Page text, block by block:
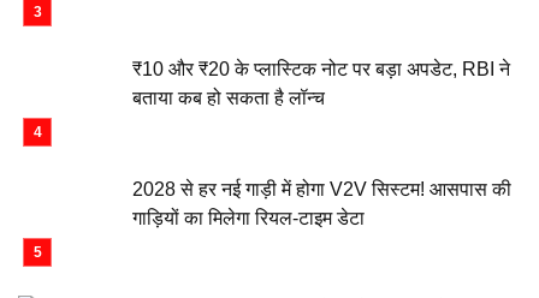
₹10 और ₹20 के प्लास्टिक नोट पर बड़ा अपडेट, RBI ने
बताया कब हो सकता है लॉन्च
2028 से हर नई गाड़ी में होगा V2V सिस्टम! आसपास की
गाड़ियों का मिलेगा रियल-टाइम डेटा